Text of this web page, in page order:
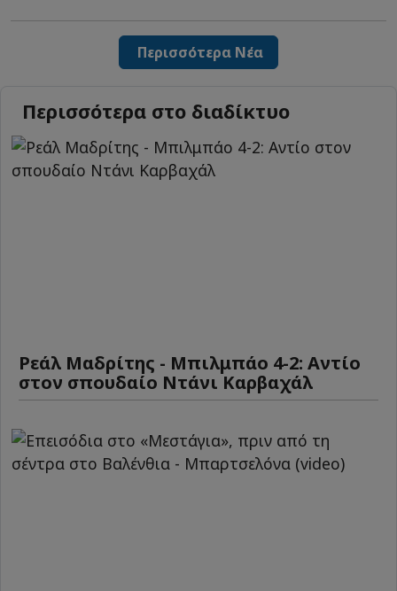
Περισσότερα Νέα
Περισσότερα στο διαδίκτυο
Ρεάλ Μαδρίτης - Μπιλμπάο 4-2: Αντίο
στον σπουδαίο Ντάνι Καρβαχάλ